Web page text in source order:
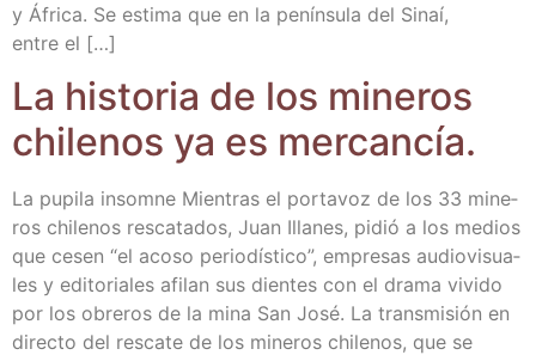
y Áfri­ca. Se esti­ma que en la penín­su­la del Sinaí,
entre el […]
La his­to­ria de los mine­ros
chi­le­nos ya es mercancía.
La pupi­la insom­ne Mien­tras el por­ta­voz de los 33 mine­
ros chi­le­nos res­ca­ta­dos, Juan Illa­nes, pidió a los medios
que cesen “el aco­so perio­dís­ti­co”, empre­sas audio­vi­sua­
les y edi­to­ria­les afi­lan sus dien­tes con el dra­ma vivi­do
por los obre­ros de la mina San José. La trans­mi­sión en
direc­to del res­ca­te de los mine­ros chi­le­nos, que se